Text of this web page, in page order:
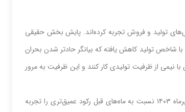
به شاخص‌های تولید و فروش تجربه کرده‌اند. پایش بخش حقیقی
شاخص تولید کاهش یافته که بیانگر حادتر شدن بحران
از ظرفیت تولیدی کار کنند و این ظرفیت به مرور
تولید و فروش بنگاه‌‌‌های صنعتی بورسی همچنان در محدوده منفی قرار دارد. بنگاه‌‌‌ها در تیرماه ۱۴۰۳ نسبت به ماه‌‌‌های قبل رکود عمیق‌‌‌تری را تجربه